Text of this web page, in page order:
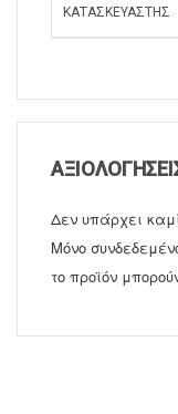
ΚΑΤΑΣΚΕΥΑΣΤΉΣ
Δεν υπάρχει
Μόνο
το προϊόν